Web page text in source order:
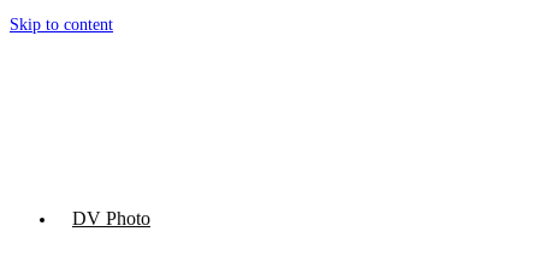
Skip to content
DV Photo